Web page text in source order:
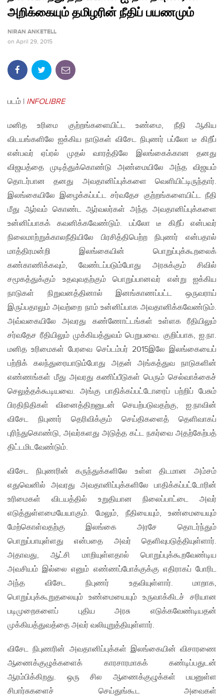
அறிக்கையும் தமிழரின் நீதிப் பயணமும்
NIRAN ANKETELL
on April 29, 2015
படம் | INFOLIBRE
மனித உரிமை குற்றங்களையிட்ட உண்மை, நீதி ஆகிய
விடயங்களிலே ஐக்கிய நாடுகள் விசேட நிபுணர் பப்லோ டீ கிறீப்
என்பவர் ஏப்ரல் முதல் வாரத்திலே இலங்கைக்கான தனது
விஜயத்தை முடித்துக்கொண்டு அண்மையிலே அந்த விஜயம்
தொடர்பான தனது அவதானிப்புக்களை வெளியிட்டிருந்தார்.
இலங்கையிலே இழைக்கப்பட்ட சர்வதேச குற்றங்களையிட்ட நீதி
மீது ஆர்வம் கொண்ட ஆர்வலர்கள் அந்த அவதானிப்புக்களை
உன்னிப்பாகக் கவனிக்கவேண்டும். பப்லோ டீ கிறீப் என்பவர்
நிலைமாற்றுக்காலநீதியிலே பிரசித்திபெற்ற நிபுணர் என்பதால்
மாத்திரமன்றி இலங்கையின் பொறுப்புக்கூறலைக்
கண்காணிக்கவும், வேண்டப்படும்போது அரசுக்கும் சிவில்
சமூகத்துக்கும் உதவுவதற்கும் பொறுப்பானவர் என்று ஐக்கிய
நாடுகள் நிறுவனத்தினால் இனங்காணப்பட்ட ஒருவராய்
இருப்பதாலும் அவற்றை நாம் உன்னிப்பாக அவதானிக்கவேண்டும்.
அவ்வகையிலே அவரது கண்ணோட்டங்கள் உள்ளக ரீதியிலும்
சர்வதேச ரீதியிலும் முக்கியத்துவம் பெறுபவை. குறிப்பாக, ஐ.நா.
மனித உரிமைகள் பேரவை செப்டம்பர் 2015இலே இலங்கையைப்
பற்றிக் கலந்துரையாடும்போது அதன் அங்கத்துவ நாடுகளின்
எண்ணங்கள் மீது அவரது கணிப்பீடுகள் பெரும் செல்வாக்கைச்
செலுத்தக்கூடியவை. அங்கு பாதிக்கப்பட்டோரைப் பற்றிப் பேசும்
பிரதிநிதிகள் வினைத்திறனுடன் செயற்படுவதற்கு, ஐ.நாவின்
விசேட நிபுணர் தெரிவிக்கும் செய்திகளைத் தெளிவாகப்
புரிந்துகொண்டு, அவர்களது அடுத்த கட்ட நகர்வை அதற்கேற்பத்
திட்டமிடவேண்டும்.
விசேட நிபுணரின் கருந்துக்களிலே உள்ள திடமான அம்சம்
எதுவெனில் அவரது அவதானிப்புக்களிலே பாதிக்கப்பட்டோரின்
உரிமைகள் விடயத்தில் உறுதியான நிலைப்பாட்டை அவர்
எடுத்துள்ளமையேயாகும். மேலும், நீதியையும், உண்மையையும்
மேற்கொள்வதற்கு இலங்கை அரசே தொடர்ந்தும்
பொறுப்பாயுள்ளது என்பதை அவர் தெளிவுபடுத்தியுள்ளார்.
அதாவது, ஆட்சி மாறியுள்ளதால் பொறுப்புக்கூறவேண்டிய
அவசியம் இல்லை எனும் எண்ணப்போக்குக்கு எதிராகப் போரிட
அந்த விசேட நிபுணர் உதவியுள்ளார். மாறாக,
பொறுப்புக்கூறுதலையும் உண்மையையும் உருவாக்கிடச் சரியான
படிமுறைகளைப் புதிய அரசு எடுக்கவேண்டியதன்
முக்கியத்துவத்தை அவர் வலியுறுத்தியுள்ளார்.
விசேட நிபுணரின் அவதானிப்புக்கள் இலங்கையின் விசாரணை
ஆணைக்குழுக்களைக் காரசாரமாகக் கண்டிப்பதுடன்
ஆரம்பிக்கிறது. ஒரு சில ஆணைக்குழுக்கள் பயனுள்ள
சிபார்சுகளைச் செய்துங்கூட அவைகள்